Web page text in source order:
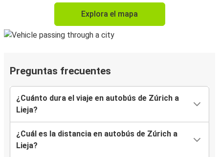
Explora el mapa
Preguntas frecuentes
¿Cuánto dura el viaje en autobús de Zúrich a
Lieja?
¿Cuál es la distancia en autobús de Zúrich a
Lieja?